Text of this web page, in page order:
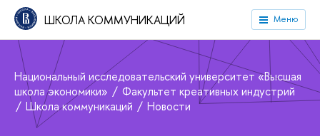
ШКОЛА КОММУНИКАЦИЙ Меню
Национальный исследовательский университет «Высшая
школа экономики»
Факультет креативных индустрий
Школа коммуникаций
Новости